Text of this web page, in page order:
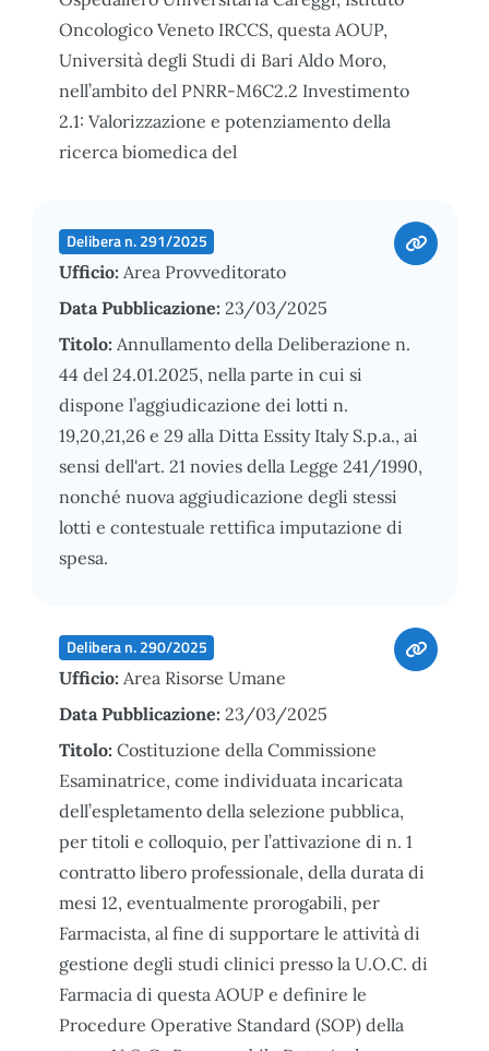
Oncologico Veneto IRCCS, questa AOUP,
Università degli Studi di Bari Aldo Moro,
nell’ambito del PNRR-M6C2.2 Investimento
2.1: Valorizzazione e potenziamento della
ricerca biomedica del
Delibera n. 291/2025
Ufficio: Area Provveditorato
Data Pubblicazione: 23/03/2025
Titolo: Annullamento della Deliberazione n.
44 del 24.01.2025, nella parte in cui si
dispone l’aggiudicazione dei lotti n.
19,20,21,26 e 29 alla Ditta Essity Italy S.p.a., ai
sensi dell'art. 21 novies della Legge 241/1990,
nonché nuova aggiudicazione degli stessi
lotti e contestuale rettifica imputazione di
spesa.
Delibera n. 290/2025
Ufficio: Area Risorse Umane
Data Pubblicazione: 23/03/2025
Titolo: Costituzione della Commissione
Esaminatrice, come individuata incaricata
dell’espletamento della selezione pubblica,
per titoli e colloquio, per l’attivazione di n. 1
contratto libero professionale, della durata di
mesi 12, eventualmente prorogabili, per
Farmacista, al fine di supportare le attività di
gestione degli studi clinici presso la U.O.C. di
Farmacia di questa AOUP e definire le
Procedure Operative Standard (SOP) della